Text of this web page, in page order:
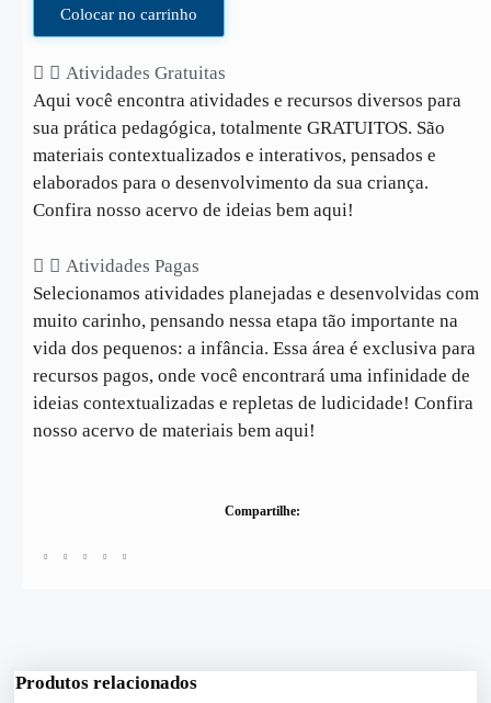
Colocar no carrinho
Atividades Gratuitas
Aqui você encontra atividades e recursos diversos para
sua prática pedagógica, totalmente GRATUITOS. São
materiais contextualizados e interativos, pensados e
elaborados para o desenvolvimento da sua criança.
Confira nosso acervo de ideias bem aqui!
Atividades Pagas
Selecionamos atividades planejadas e desenvolvidas com
muito carinho, pensando nessa etapa tão importante na
vida dos pequenos: a infância. Essa área é exclusiva para
recursos pagos, onde você encontrará uma infinidade de
ideias contextualizadas e repletas de ludicidade! Confira
nosso acervo de materiais bem aqui!
Compartilhe:
Produtos relacionados